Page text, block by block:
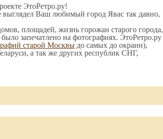
ЭтоРетро.ру!
Ваш любимый город Явас так давно,
площадей, жизнь горожан старого города,
запечатлено на фотографиях. ЭтоРетро.ру
старой Москвы до самых до окраин),
а так же других республик СНГ,